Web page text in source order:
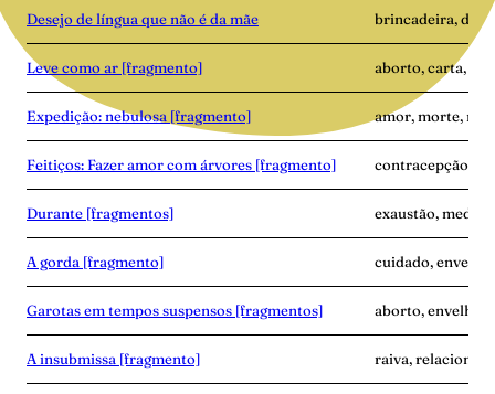
Desejo de língua que não é da mãe brincadeira,
Leve como ar [fragmento] aborto, carta,
Expedição: nebulosa [fragmento] amor, morte,
Feitiços: Fazer amor com árvores [fragmento] contracepção,
Durante [fragmentos] exaustão, medo,
A gorda [fragmento] cuidado,
Garotas em tempos suspensos [fragmentos] aborto,
A insubmissa [fragmento] raiva,